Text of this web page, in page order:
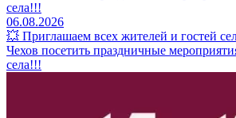
06.08.2026
💥 Приглашаем всех жителей и гостей
Чехов посетить праздничные
села!!!